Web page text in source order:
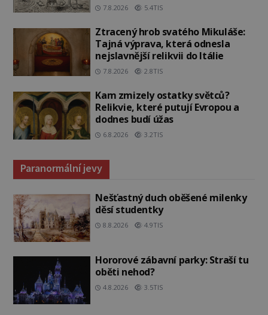
7.8.2026 5.4TIS
Ztracený hrob svatého Mikuláše:
Tajná výprava, která odnesla
nejslavnější relikvii do Itálie
7.8.2026 2.8TIS
Kam zmizely ostatky světců?
Relikvie, které putují Evropou a
dodnes budí úžas
6.8.2026 3.2TIS
Paranormální jevy
Nešťastný duch oběšené milenky
děsí studentky
8.8.2026 4.9TIS
Hororové zábavní parky: Straší tu
oběti nehod?
4.8.2026 3.5TIS